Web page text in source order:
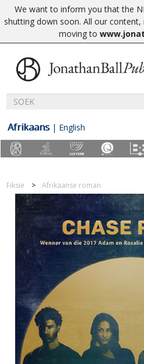
We want to inform you that the
shutting down soon. All our
moving to
Afrikaans | English
Fiksie Afrikaanse roman